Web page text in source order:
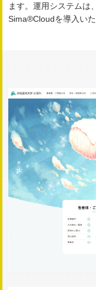
ます。運用システムは
Sima®Cloudを導入いた